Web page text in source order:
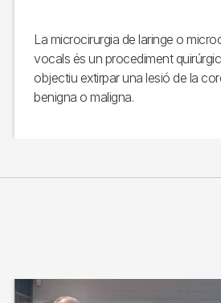
La microcirurgia de laringe o
vocals és un procediment
objectiu extirpar una lesió de la
benigna o maligna.